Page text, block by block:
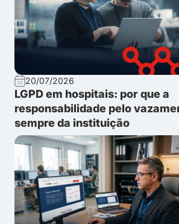
20/07/2026
LGPD em hospitais: por que a
responsabilidade pelo
sempre da instituição